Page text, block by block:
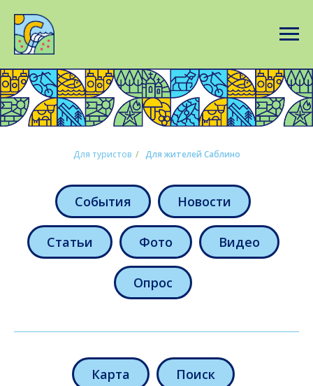
Для туристов / Для жителей Саблино
События Новости
Статьи Фото Видео
Опрос
Карта Поиск